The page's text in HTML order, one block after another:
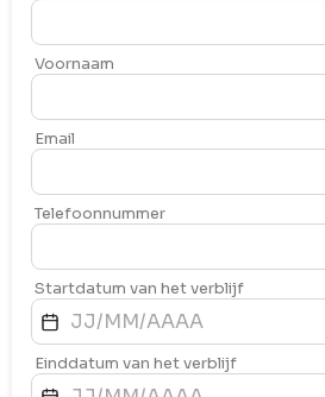
Voornaam
Email
Telefoonnummer
Startdatum van het verblijf
Einddatum van het verblijf